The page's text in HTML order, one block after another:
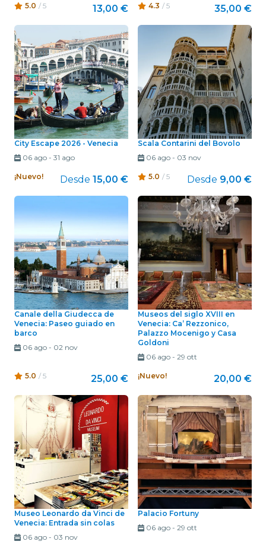
5.0 / 5 13,00 € 4.3 / 5 35,00 €
City Escape 2026 - Venecia
06 ago- 31 ago
¡Nuevo! Desde 15,00 €
Scala Contarini del Bovolo
06 ago- 03 nov
5.0 / 5 Desde 9,00 €
Canale della Giudecca de
Venecia: Paseo guiado en
barco
06 ago- 02 nov
5.0 / 5 25,00 €
Museos del siglo XVIII en
Venecia: Ca’ Rezzonico,
Palazzo Mocenigo y Casa
Goldoni
06 ago- 29 ott
¡Nuevo! 20,00 €
Museo Leonardo da Vinci de
Venecia: Entrada sin colas
06 ago- 03 nov
Palacio Fortuny
06 ago- 29 ott